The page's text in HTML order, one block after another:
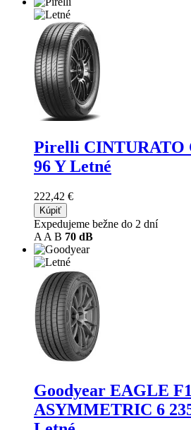
Pirelli CINTURATO
96 Y Letné
222,42 €
Kúpiť
Expedujeme bežne do 2 dní
A A B 70 dB
Goodyear EAGLE F1
ASYMMETRIC 6